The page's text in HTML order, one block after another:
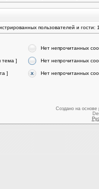
пользователей и гости:
Нет непрочитанных
тема ] Нет непрочитанных
] Нет непрочитанных
Создано на основе